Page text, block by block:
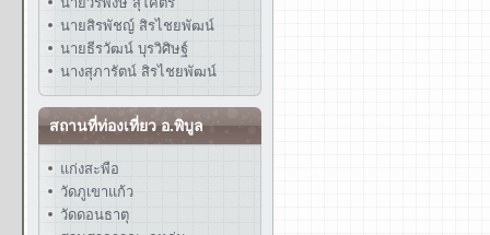
นายสิรพัชญ์ สิรไชยพัฒน์
นายธีรวัฒน์ บุรวิศิษฐ์
นางสุภารัตน์ สิรไชยพัฒน์
สถานที่ท่องเที่ยว อ.พิบูล
แก่งสะพือ
วัดภูเขาแก้ว
วัดดอนธาตุ